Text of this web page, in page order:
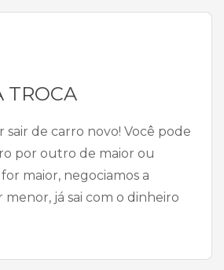
TROCA
de carro novo! Você pode
por outro de maior ou
maior, negociamos a
menor, já sai com o dinheiro